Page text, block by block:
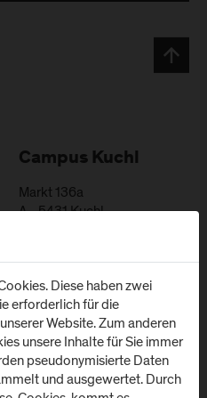
Campus Kuchl
Markt 136a
A-5431Kuchl
Campus
Schwarzach
(Kardinal
Schwarzenberg
Diese haben zwei
erforderlich für die
Website. Zum anderen
unsere Inhalte für Sie immer
pseudonymisierte Daten
und ausgewertet. Durch